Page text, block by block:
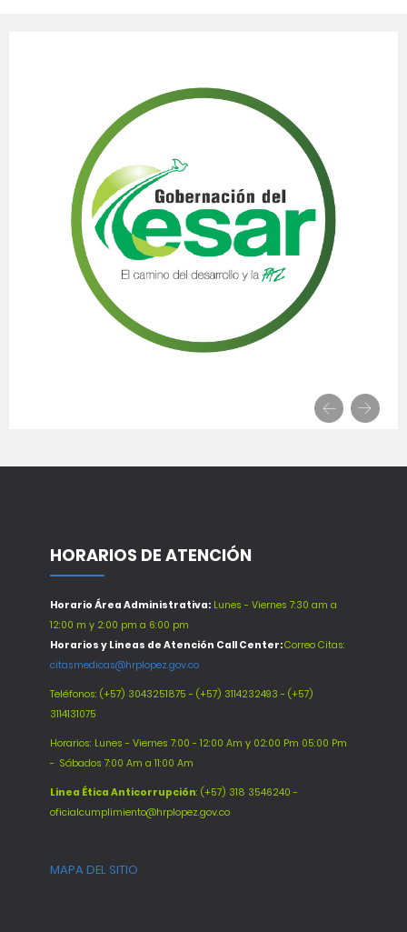
HORARIOS DE ATENCIÓN
Horario Área Administrativa: Lunes - Viernes 7:30 am a
12:00 m y 2:00 pm a 6:00 pm
Horarios y Lineas de Atención Call Center:Correo Citas:
citasmedicas@hrplopez.gov.co
Teléfonos: (+57) 3043251875 - (+57) 3114232493 - (+57)
3114131075
Horarios: Lunes - Viernes 7:00 - 12:00 Am y 02:00 Pm 05:00 Pm
- Sábados 7:00 Am a 11:00 Am
Línea Ética Anticorrupción: (+57) 318 3546240 -
oficialcumplimiento@hrplopez.gov.co
MAPA DEL SITIO